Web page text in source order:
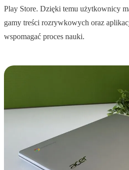
Play Store. Dzięki temu użytkownicy
gamy treści rozrywkowych oraz
wspomagać proces nauki.